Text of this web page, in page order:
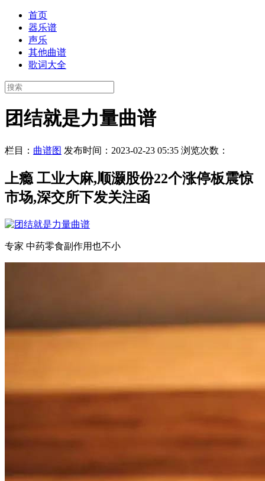
首页
器乐谱
声乐
其他曲谱
歌词大全
团结就是力量曲谱
栏目： 曲谱图 发布时间：2023-02-23 05:35 浏览次数：
上瘾 工业大麻,顺灏股份22个涨停板震惊
市场,深交所下发关注函
专家 中药零食副作用也不小